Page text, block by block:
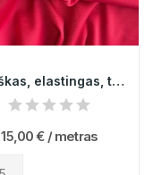
Itališkas, elastingas, tamsios "avietės"...
15,00 € / metras